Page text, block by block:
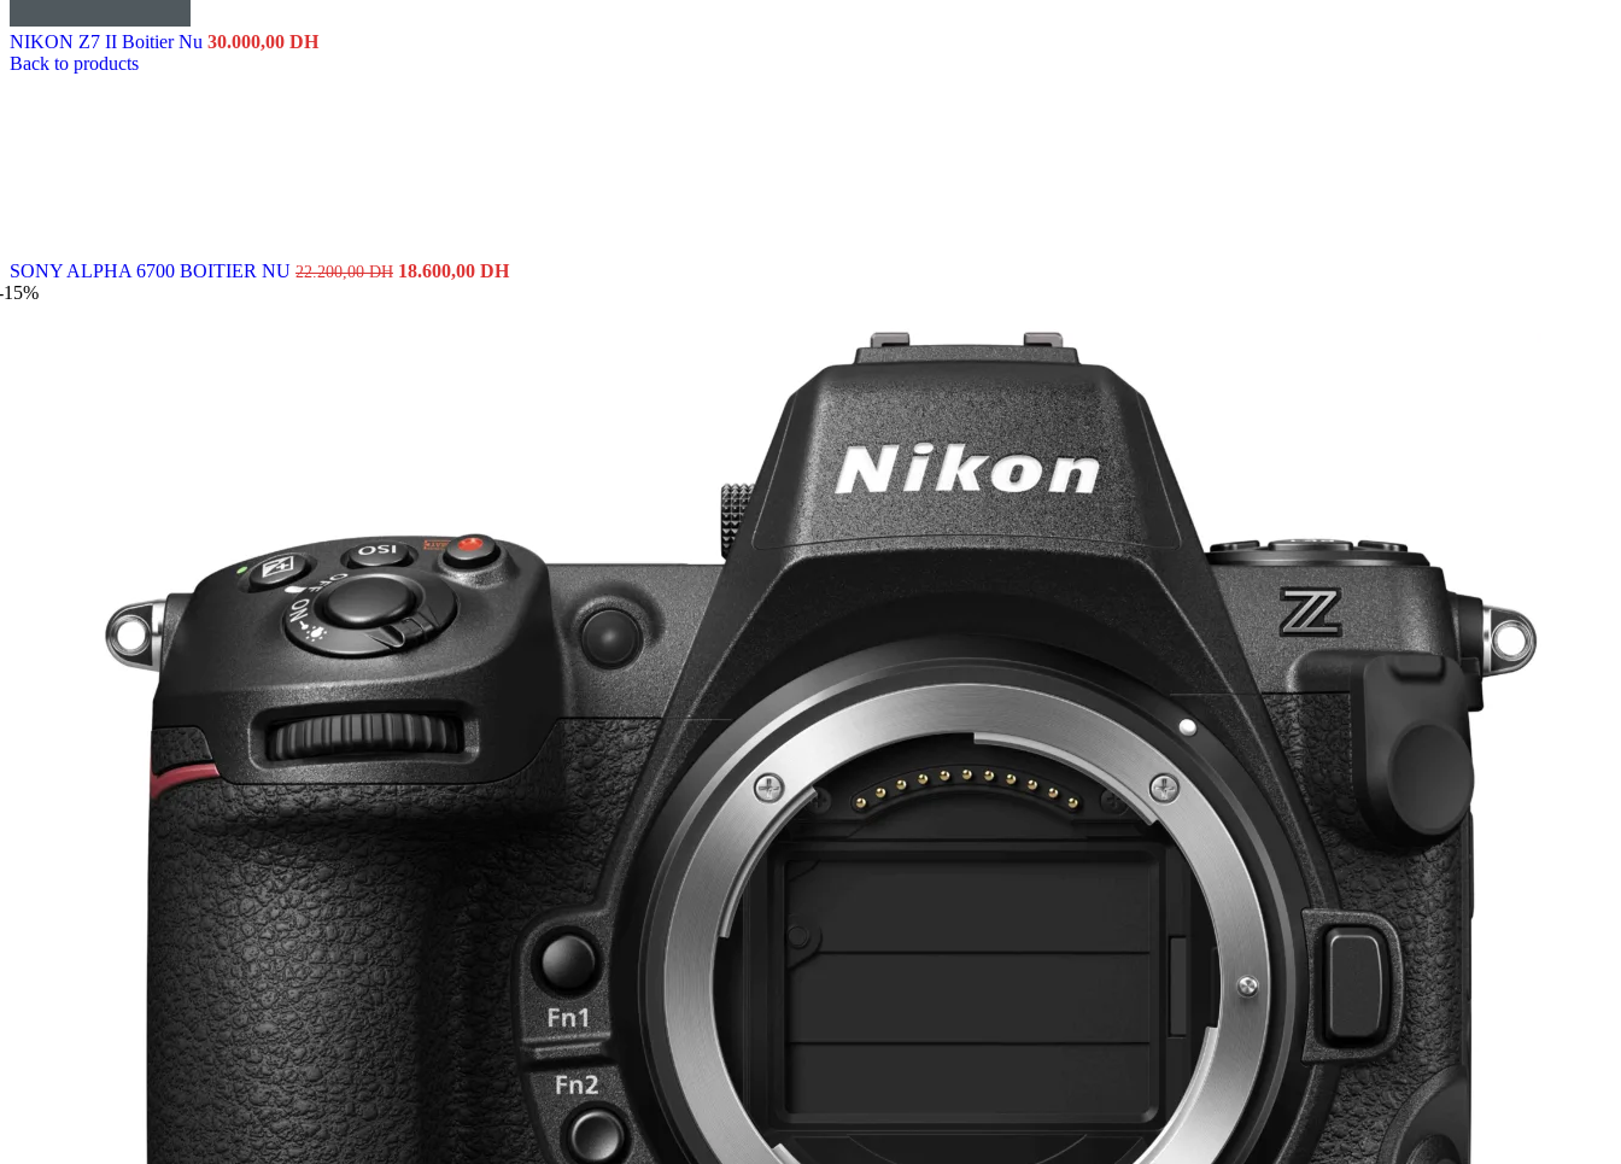
NIKON Z7 II Boitier Nu 30.000,00 DH
Back to products
SONY ALPHA 6700 BOITIER NU 22.200,00DH Le
18.600,00 DHLe
15%